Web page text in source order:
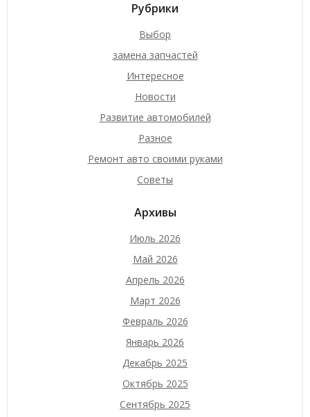
Рубрики
Выбор
замена запчастей
Интересное
Новости
Развитие автомобилей
Разное
Ремонт авто своими руками
Советы
Архивы
Июль 2026
Май 2026
Апрель 2026
Март 2026
Февраль 2026
Январь 2026
Декабрь 2025
Октябрь 2025
Сентябрь 2025